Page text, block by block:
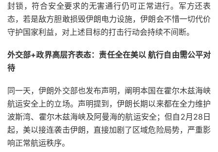
封锁，符合安全要求的无害通行仍可正常进行。军方还表
态，若是敌方胆敢损毁伊朗电力设施，伊朗会不惜一切代价
守护国家利益，对上述目标的打击行动会持续不间断。
外交部+政界高层齐表态：责任全在美以 航行自由需公平对
待
同一天，伊朗外交部也发布声明，阐明本国在霍尔木兹海峡
航运安全上的立场。声明提到，伊朗长期以来都在全力维护
波斯湾、霍尔木兹海峡及阿曼海的航运安全；但自2月28日
起，美以接连袭击伊朗，直接加剧了区域危险局势，严重影
响正常航运秩序。